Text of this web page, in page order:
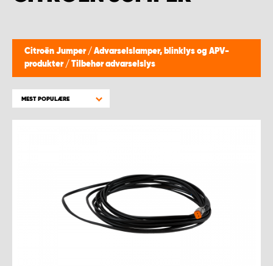
Citroën Jumper / Advarselslamper, blinklys og APV-
produkter / Tilbehør advarselslys
MEST POPULÆRE